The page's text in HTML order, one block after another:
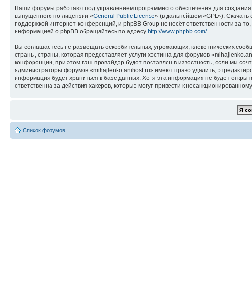
Наши форумы работают под управлением программного обеспечения для
выпущенного по лицензии «General Public License» (в дальнейшем «GPL»). Скачать
поддержкой интернет-конференций, и phpBB Group не несёт ответственности за
информацией о phpBB обращайтесь по адресу http://www.phpbb.com/.
Вы соглашаетесь не размещать оскорбительных, угрожающих, клеветнических
страны, страны, которая предоставляет услуги хостинга для форумов
конференции, при этом ваш провайдер будет поставлен в известность, если мы
администраторы форумов «mihajlenko.anihost.ru» имеют право удалить,
информация будет храниться в базе данных. Хотя эта информация не будет
ответственна за действия хакеров, которые могут привести к
Список форумов